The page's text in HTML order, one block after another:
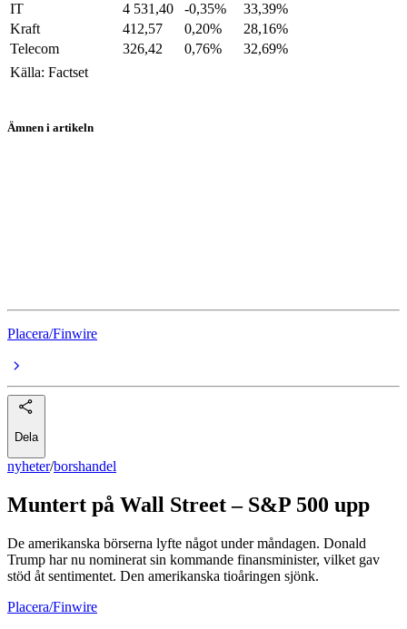
IT
4 531,40 -0,35%
33,39%
Kraft
412,57 0,20%
28,16%
Telecom
326,42 0,76%
32,69%
Källa: Factset
Ämnen i artikeln
Placera/Finwire
Dela
nyheter/borshandel
Muntert på Wall Street – S&P 500 upp
De amerikanska börserna lyfte något under måndagen. Donald
Trump har nu nominerat sin kommande finansminister, vilket gav
stöd åt sentimentet. Den amerikanska tioåringen sjönk.
Placera/Finwire